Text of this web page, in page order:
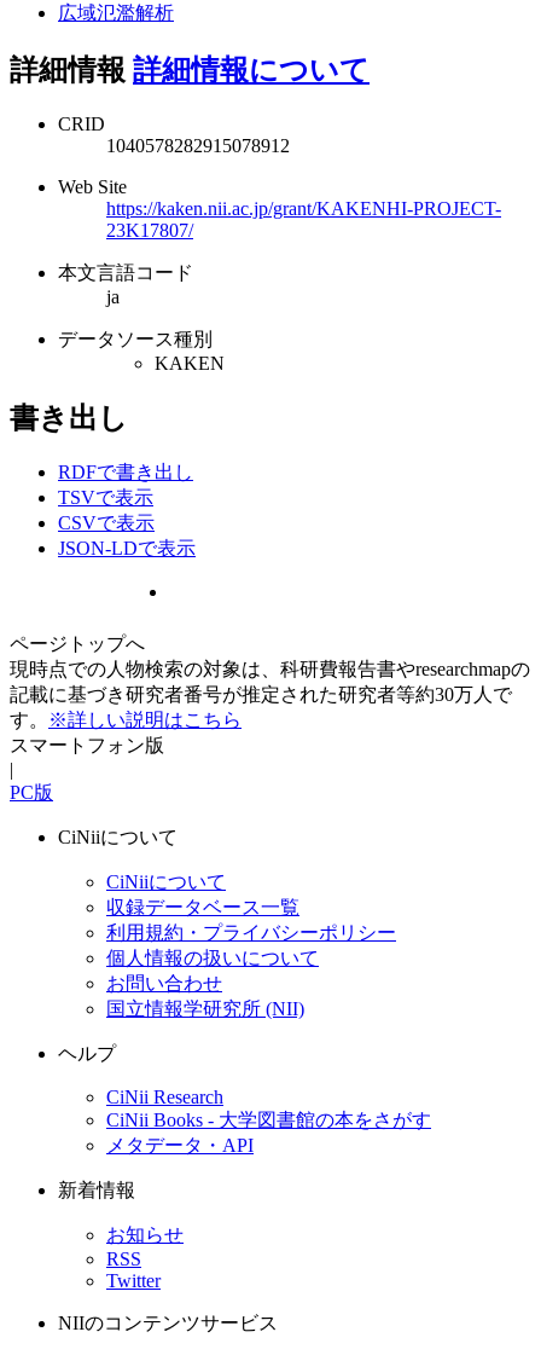
広域氾濫解析
詳細情報 詳細情報について
CRID
1040578282915078912
Web Site
https://kaken.nii.ac.jp/grant/KAKENHI-PROJECT-
23K17807/
本文言語コード
ja
データソース種別
KAKEN
書き出し
RDFで書き出し
TSVで表示
CSVで表示
JSON-LDで表示
ページトップへ
現時点での人物検索の対象は、科研費報告書やresearchmapの
記載に基づき研究者番号が推定された研究者等約30万人で
す。
※詳しい説明はこちら
スマートフォン版
|
PC版
CiNiiについて
CiNiiについて
収録データベース一覧
利用規約・プライバシーポリシー
個人情報の扱いについて
お問い合わせ
国立情報学研究所 (NII)
ヘルプ
CiNii Research
CiNii Books - 大学図書館の本をさがす
メタデータ・API
新着情報
お知らせ
RSS
Twitter
NIIのコンテンツサービス